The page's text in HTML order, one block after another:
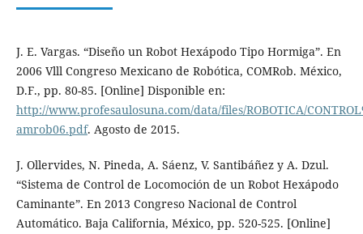
J. E. Vargas. “Diseño un Robot Hexápodo Tipo Hormiga”. En
2006 Vlll Congreso Mexicano de Robótica, COMRob. México,
D.F., pp. 80-85. [Online] Disponible en:
http://www.profesaulosuna.com/data/files/ROBOTICA/
amrob06.pdf. Agosto de 2015.
J. Ollervides, N. Pineda, A. Sáenz, V. Santibáñez y A. Dzul.
“Sistema de Control de Locomoción de un Robot Hexápodo
Caminante”. En 2013 Congreso Nacional de Control
Automático. Baja California, México, pp. 520-525. [Online]